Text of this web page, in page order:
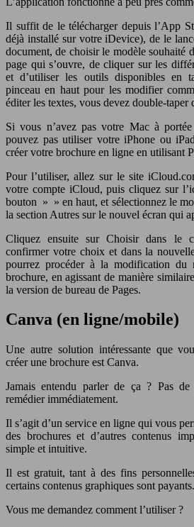
Il suffit de le télécharger depuis l’App
déjà installé sur votre iDevice), de le
document, de choisir le modèle souhaité
page qui s’ouvre, de cliquer sur les
et d’utiliser les outils disponibles en
pinceau en haut pour les modifier
éditer les textes, vous devez double-taper
Si vous n’avez pas votre Mac à
pouvez pas utiliser votre iPhone ou
créer votre brochure en ligne en utilisant
Pour l’utiliser, allez sur le site
votre compte iCloud, puis cliquez sur
bouton » » en haut, et sélectionnez le
la section Autres sur le nouvel écran qui
Cliquez ensuite sur Choisir dans le
confirmer votre choix et dans la
pourrez procéder à la modification du
brochure, en agissant de manière
la version de bureau de Pages.
Canva (en ligne/mobile)
Une autre solution intéressante que
créer une brochure est Canva.
Jamais entendu parler de ça ? Pas
remédier immédiatement.
Il s’agit d’un service en ligne qui vous
des brochures et d’autres contenus
simple et intuitive.
Il est gratuit, tant à des fins
certains contenus graphiques sont payants.
Vous me demandez comment l’utiliser ?